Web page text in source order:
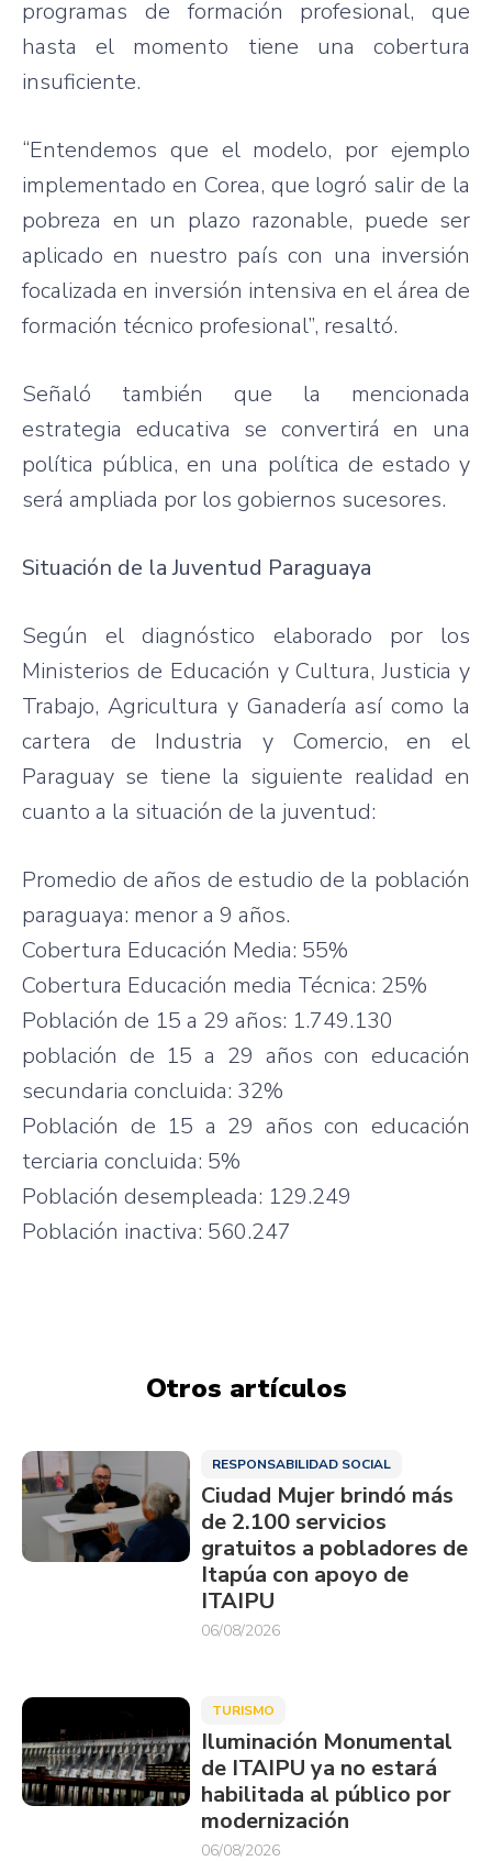
programas de formación profesional, que
hasta el momento tiene una cobertura
insuficiente.
“Entendemos que el modelo, por ejemplo
implementado en Corea, que logró salir de la
pobreza en un plazo razonable, puede ser
aplicado en nuestro país con una inversión
focalizada en inversión intensiva en el área de
formación técnico profesional”, resaltó.
Señaló también que la mencionada
estrategia educativa se convertirá en una
política pública, en una política de estado y
será ampliada por los gobiernos sucesores.
Situación de la Juventud Paraguaya
Según el diagnóstico elaborado por los
Ministerios de Educación y Cultura, Justicia y
Trabajo, Agricultura y Ganadería así como la
cartera de Industria y Comercio, en el
Paraguay se tiene la siguiente realidad en
cuanto a la situación de la juventud:
Promedio de años de estudio de la población
paraguaya: menor a 9 años.
Cobertura Educación Media: 55%
Cobertura Educación media Técnica: 25%
Población de 15 a 29 años: 1.749.130
población de 15 a 29 años con educación
secundaria concluida: 32%
Población de 15 a 29 años con educación
terciaria concluida: 5%
Población desempleada: 129.249
Población inactiva: 560.247
Otros artículos
RESPONSABILIDAD SOCIAL
Ciudad Mujer brindó más
de 2.100 servicios
gratuitos a pobladores de
Itapúa con apoyo de
ITAIPU
06/08/2026
TURISMO
Iluminación Monumental
de ITAIPU ya no estará
habilitada al público por
modernización
06/08/2026